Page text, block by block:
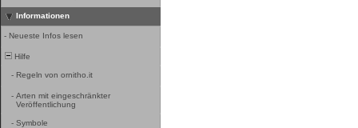
Informationen
- Neueste Infos lesen
Hilfe
- Regeln von ornitho.it
- Arten mit eingeschränkter
Veröffentlichung
- Symbole